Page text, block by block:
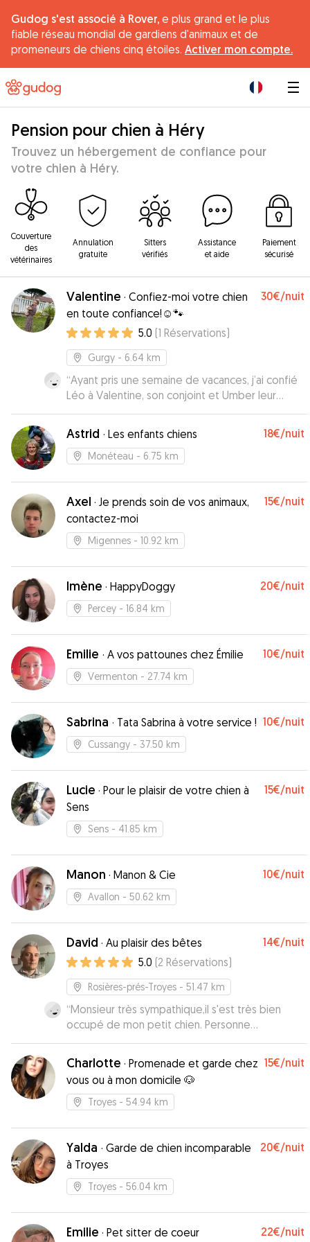
Gudog s'est associé à Rover, e plus grand et le plus
fiable réseau mondial de gardiens d'animaux et de
promeneurs de chiens cinq étoiles. Activer mon compte.
Pension pour chien à Héry
Trouvez un hébergement de confiance pour
votre chien à Héry.
Couverture
des
vétérinaires
Annulation
gratuite
Sitters
vérifiés
Assistance
et aide
Paiement
sécurisé
Valentine · Confiez-moi votre chien
en toute confiance!☺️🐾
30€/nuit
5.0 (1 Réservations)
Gurgy - 6.64 km
“Ayant pris une semaine de vacances, j’ai confié
Léo à Valentine, son conjoint et Umber leur
chienne qui sont adorables. Vous pourrez y
laisser votre animal sans aucun soucis. Encore
merci à eux ! ”
Astrid · Les enfants chiens 18€/nuit
Monéteau - 6.75 km
Axel · Je prends soin de vos animaux,
contactez-moi
15€/nuit
Migennes - 10.92 km
Imène · HappyDoggy 20€/nuit
Percey - 16.84 km
Emilie · A vos pattounes chez Émilie 10€/nuit
Vermenton - 27.74 km
Sabrina · Tata Sabrina à votre service ! 10€/nuit
Cussangy - 37.50 km
Lucie · Pour le plaisir de votre chien à
Sens
15€/nuit
Sens - 41.85 km
Manon · Manon & Cie 10€/nuit
Avallon - 50.62 km
David · Au plaisir des bêtes 14€/nuit
5.0 (2 Réservations)
Rosières-prés-Troyes - 51.47 km
“Monsieur très sympathique,il s'est très bien
occupé de mon petit chien. Personne
arrangeante. Je recommande”
Charlotte · Promenade et garde chez
vous ou à mon domicile 🐶
15€/nuit
Troyes - 54.94 km
Yalda · Garde de chien incomparable
à Troyes
20€/nuit
Troyes - 56.04 km
Emilie · Pet sitter de coeur 22€/nuit